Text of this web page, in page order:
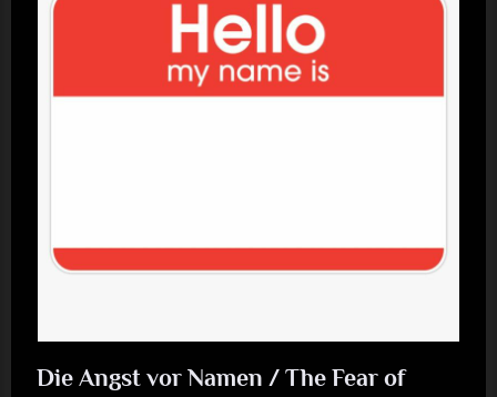
Die Angst vor Namen / The Fear of